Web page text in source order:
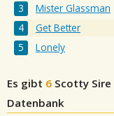
Mister Glassman
Get Better
Lonely
Es gibt 6 Scotty Sire
Datenbank